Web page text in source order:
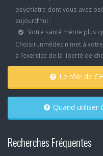
psychiatre dont vous avez
aujourd’hui :
Votre santé mérite plus
Choisirunmédecin met à
à l’exercice de la liberté de
Le
Recherches Fréquentes